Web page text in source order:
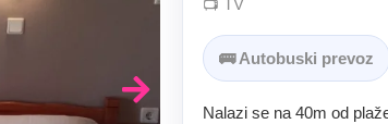
📺 TV
🚌 Autobuski prevoz
Nalazi se na 40m od